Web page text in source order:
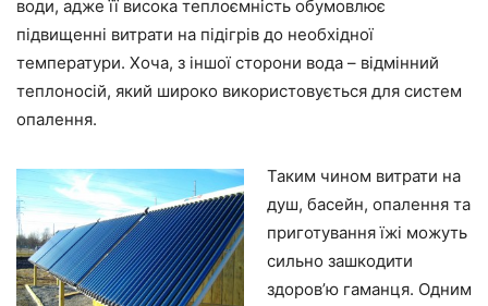
води, адже її висока теплоємність обумовлює
підвищенні витрати на підігрів до необхідної
температури. Хоча, з іншої сторони вода – відмінний
теплоносій, який широко використовується для систем
опалення.
Таким чином витрати на
душ, басейн, опалення та
приготування їжі можуть
сильно зашкодити
здоров’ю гаманця. Одним